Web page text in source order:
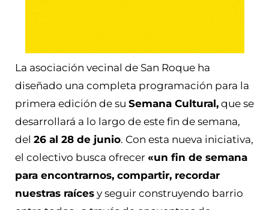
La asociación vecinal de San Roque ha
diseñado una completa programación para la
primera edición de su Semana Cultural, que se
desarrollará a lo largo de este fin de semana,
del 26 al 28 de junio. Con esta nueva iniciativa,
el colectivo busca ofrecer «un fin de semana
para encontrarnos, compartir, recordar
nuestras raíces y seguir construyendo barrio